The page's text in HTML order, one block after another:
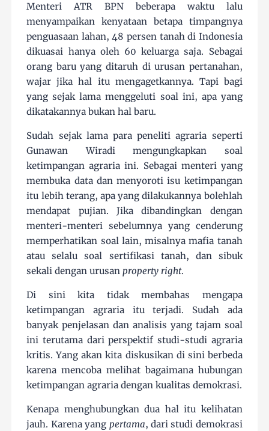
Menteri ATR BPN beberapa waktu lalu
menyampaikan kenyataan betapa timpangnya
penguasaan lahan, 48 persen tanah di Indonesia
dikuasai hanya oleh 60 keluarga saja. Sebagai
orang baru yang ditaruh di urusan pertanahan,
wajar jika hal itu mengagetkannya. Tapi bagi
yang sejak lama menggeluti soal ini, apa yang
dikatakannya bukan hal baru.
Sudah sejak lama para peneliti agraria seperti
Gunawan Wiradi mengungkapkan soal
ketimpangan agraria ini. Sebagai menteri yang
membuka data dan menyoroti isu ketimpangan
itu lebih terang, apa yang dilakukannya bolehlah
mendapat pujian. Jika dibandingkan dengan
menteri-menteri sebelumnya yang cenderung
memperhatikan soal lain, misalnya mafia tanah
atau selalu soal sertifikasi tanah, dan sibuk
sekali dengan urusanproperty right.
Di sini kita tidak membahas mengapa
ketimpangan agraria itu terjadi. Sudah ada
banyak penjelasan dan analisis yang tajam soal
ini terutama dari perspektif studi-studi agraria
kritis. Yang akan kita diskusikan di sini berbeda
karena mencoba melihat bagaimana hubungan
ketimpangan agraria dengan kualitas demokrasi.
Kenapa menghubungkan dua hal itu kelihatan
jauh. Karena yang pertama, dari studi demokrasi